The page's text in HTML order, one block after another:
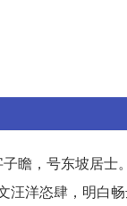
瞻，号东坡居士
洋恣肆，明白